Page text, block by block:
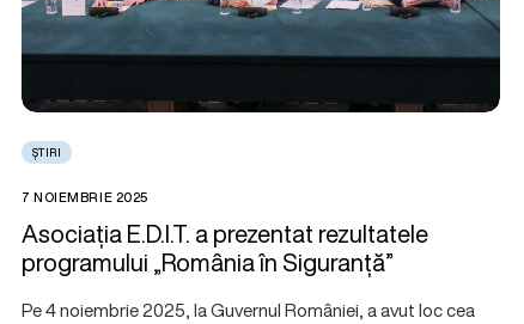
ȘTIRI
7 NOIEMBRIE 2025
Asociația E.D.I.T. a prezentat rezultatele
programului „România în Siguranță”
Pe 4 noiembrie 2025, la Guvernul României, a avut loc cea